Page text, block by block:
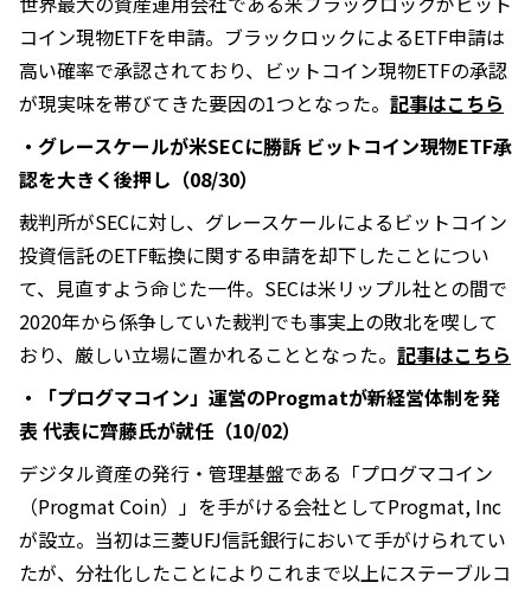
コイン現物ETFを申請。ブラックロックによるETF申請は
高い確率で承認されており、ビットコイン現物ETFの承認
が現実味を帯びてきた要因の1つとなった。 記事はこちら
・グレースケールが米SECに勝訴 ビットコイン現物ETF承
認を大きく後押し（08/30）
裁判所がSECに対し、グレースケールによるビットコイン
投資信託のETF転換に関する申請を却下したことについ
て、見直すよう命じた一件。SECは米リップル社との間で
2020年から係争していた裁判でも事実上の敗北を喫して
おり、厳しい立場に置かれることとなった。 記事はこちら
・「プログマコイン」運営のProgmatが新経営体制を発
表 代表に齊藤氏が就任（10/02）
デジタル資産の発行・管理基盤である「プログマコイン
（Progmat Coin）」を手がける会社としてProgmat, Inc
が設立。当初は三菱UFJ信託銀行において手がけられてい
たが、分社化したことによりこれまで以上にステーブルコ